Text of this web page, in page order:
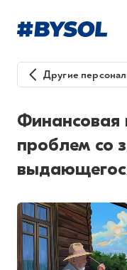
Другие
проблем со